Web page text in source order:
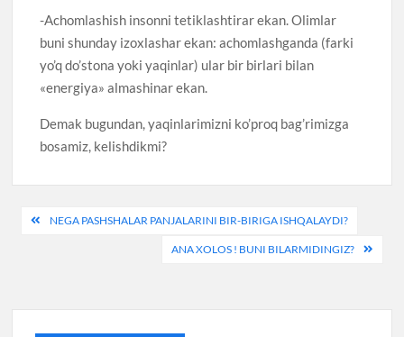
-Achomlashish insonni tetiklashtirar ekan. Olimlar
buni shunday izoxlashar ekan: achomlashganda (farki
yo’q do’stona yoki yaqinlar) ular bir birlari bilan
«energiya» almashinar ekan.
Demak bugundan, yaqinlarimizni ko’proq bag’rimizga
bosamiz, kelishdikmi?
PostNEGA PASHSHALAR PANJALARINI BIR-BIRIGA ISHQALAYDI?
ANA XOLOS ! BUNI BILARMIDINGIZ?